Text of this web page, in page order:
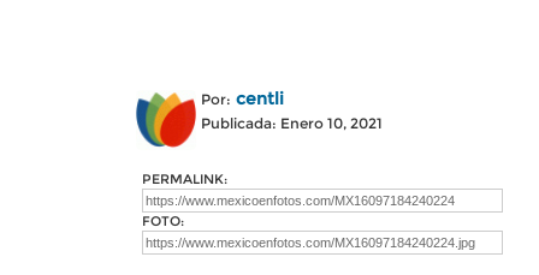
Por: centli
Publicada: Enero 10, 2021
PERMALINK:
FOTO: